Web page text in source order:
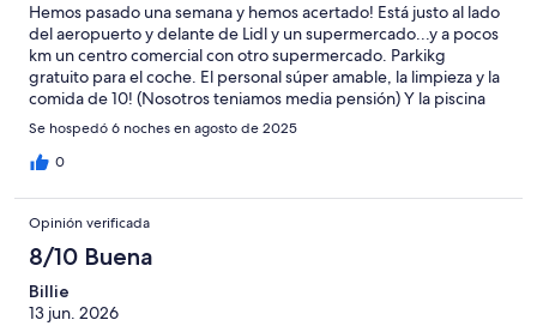
Hemos pasado una semana y hemos acertado! Está justo al lado
del aeropuerto y delante de Lidl y un supermercado...y a pocos
km un centro comercial con otro supermercado. Parkikg
gratuito para el coche. El personal súper amable, la limpieza y la
comida de 10! (Nosotros teniamos media pensión) Y la piscina
pese que es pequeña es estupenda (un poco fria para mi
gusto), a la tarde pasaba un camarero ofreciendo fruta y no
habia mucha gente...sin duda repetiría en este hotel y es muy
Se hospedó 6 noches en agosto de 2025
0
Opinión verificada
8/10 Buena
Billie
13 jun. 2026